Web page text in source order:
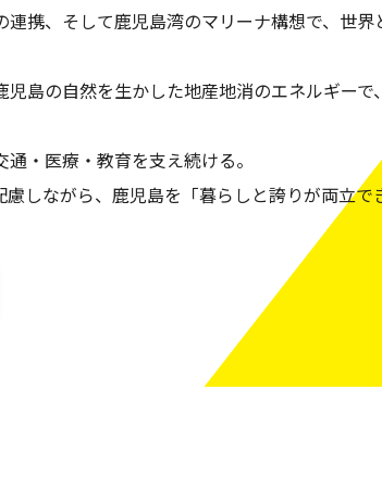
携、そして鹿児島湾のマリーナ構想で、世界
島の自然を生かした地産地消のエネルギーで
・医療・教育を支え続ける。
しながら、鹿児島を「暮らしと誇りが両立で